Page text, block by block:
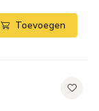
Toevoegen